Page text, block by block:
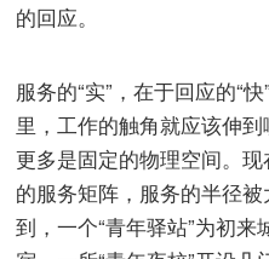
的回应。
服务的“实”，在于回应的“
里，工作的触角就应该伸
更多是固定的物理空间。
的服务矩阵，服务的半径
到，一个“青年驿站”为初